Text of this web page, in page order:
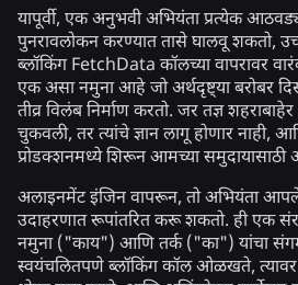
यापूर्वी, एक अनुभवी अभियंता प्रत्येक
पुनरावलोकन करण्यात तासे घालवू शकतो,
ब्लॉकिंग FetchData कॉलच्या वापरावर
एक असा नमुना आहे जो अर्थदृष्ट्या बरोबर
तीव्र विलंब निर्माण करतो. जर तज्ञ
चुकवली, तर त्यांचे ज्ञान लागू होणार नाही,
प्रोडक्शनमध्ये शिरून आमच्या
अलाइनमेंट इंजिन वापरून, तो अभियंता आपले
उदाहरणात रूपांतरित करू शकतो. ही एक
नमुना ("काय") आणि तर्क ("का") यांचा
स्वयंचलितपणे ब्लॉकिंग कॉल ओळखते, त्यावर